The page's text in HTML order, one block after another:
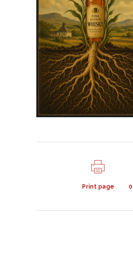
Print page 0